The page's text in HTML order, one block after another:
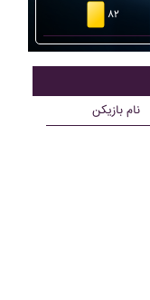
۸۲
نام بازیکن